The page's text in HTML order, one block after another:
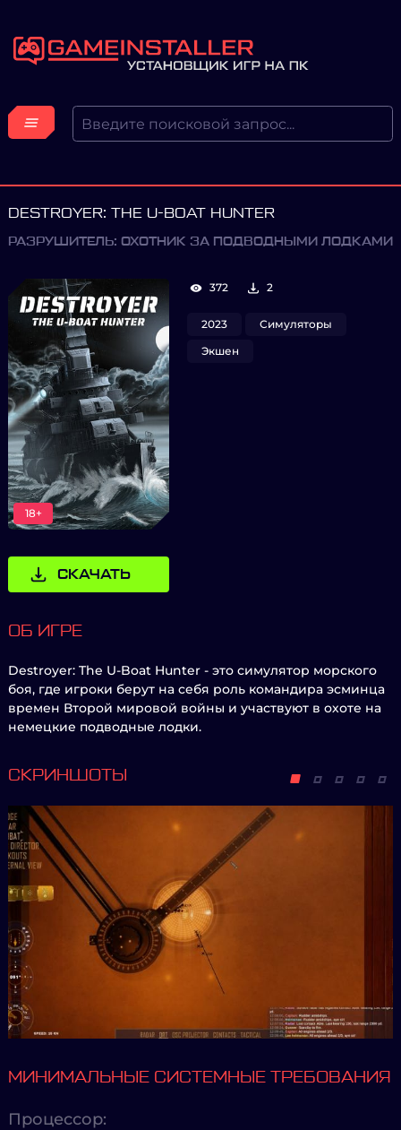
DESTROYER: THE U-BOAT HUNTER
РАЗРУШИТЕЛЬ: ОХОТНИК ЗА ПОДВОДНЫМИ ЛОДКАМИ
18+
СКАЧАТЬ
372 2
2023
Симуляторы
Экшен
ОБ ИГРЕ
Destroyer: The U-Boat Hunter - это симулятор морского
боя, где игроки берут на себя роль командира эсминца
времен Второй мировой войны и участвуют в охоте на
немецкие подводные лодки.
СКРИНШОТЫ
МИНИМАЛЬНЫЕ СИСТЕМНЫЕ ТРЕБОВАНИЯ
Процессор: